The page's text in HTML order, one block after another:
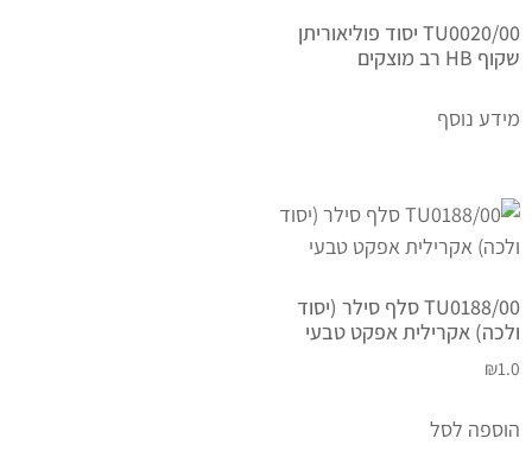
TU0020/00 יסוד פוליאוריתן
שקוף HB רב מוצקים
מידע נוסף
TU0188/00 סלף סילר (יסוד
ולכה) אקרילית אפקט טבעי
₪1.0
הוספה לסל